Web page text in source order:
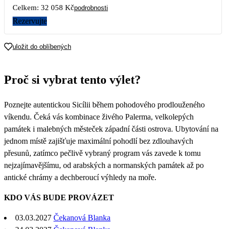
22
Celkem: 32 058 Kčpodrobnosti
Rezervujte
uložit do oblíbených
Proč si vybrat tento výlet?
Poznejte autentickou Sicílii během pohodového prodlouženého
víkendu. Čeká vás kombinace živého Palerma, velkolepých
památek i malebných městeček západní části ostrova. Ubytování na
jednom místě zajišťuje maximální pohodlí bez zdlouhavých
přesunů, zatímco pečlivě vybraný program vás zavede k tomu
nejzajímavějšímu, od arabských a normanských památek až po
antické chrámy a dechberoucí výhledy na moře.
KDO VÁS BUDE PROVÁZET
03.03.2027 Čekanová Blanka